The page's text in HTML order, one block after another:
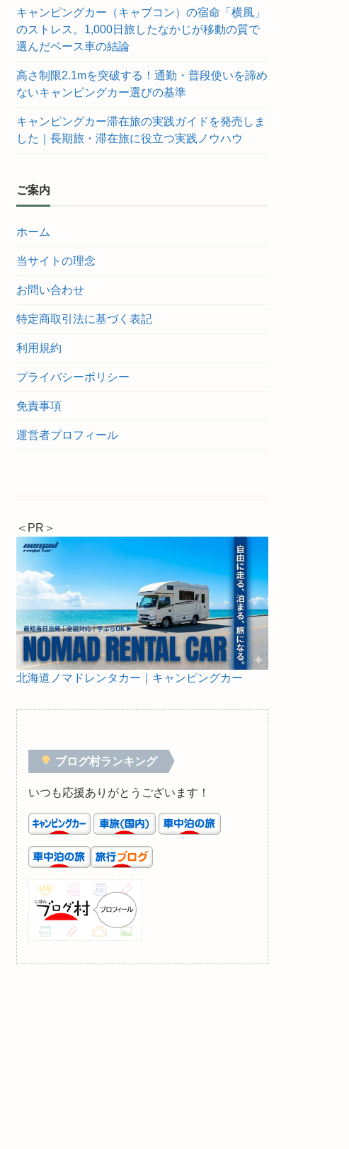
キャンピングカー（キャブコン）の宿命「横風」
のストレス。1,000日旅したなかじが移動の質で
選んだベース車の結論
高さ制限2.1mを突破する！通勤・普段使いを諦め
ないキャンピングカー選びの基準
キャンピングカー滞在旅の実践ガイドを発売しま
した｜長期旅・滞在旅に役立つ実践ノウハウ
ご案内
ホーム
当サイトの理念
お問い合わせ
特定商取引法に基づく表記
利用規約
プライバシーポリシー
免責事項
運営者プロフィール
＜PR＞
北海道ノマドレンタカー｜キャンピングカー
ブログ村ランキング
いつも応援ありがとうございます！